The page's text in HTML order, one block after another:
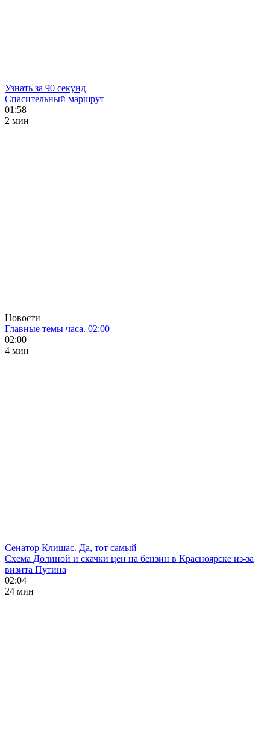
Узнать за 90 секунд
Спасительный маршрут
01:58
2 мин
Новости
Главные темы часа. 02:00
02:00
4 мин
Сенатор Клишас. Да, тот самый
Схема Долиной и скачки цен на бензин в Красноярске из-за
визита Путина
02:04
24 мин